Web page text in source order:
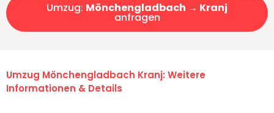
Umzug: Mönchengladbach → Kranj
anfragen
Umzug Mönchengladbach Kranj: Weitere
Informationen & Details